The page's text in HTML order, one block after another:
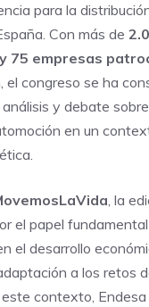
para la
Con más de
75 empresas
el congreso se ha
y debate
en un
, la
el papel
el desarrollo
a los retos
contexto, Endesa